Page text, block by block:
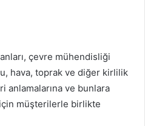
çevre mühendisliği
hava, toprak ve diğer kirlilik
ve bunlara
için müşterilerle birlikte